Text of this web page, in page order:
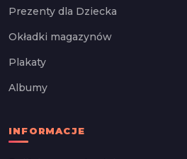
Prezenty dla Dziecka
Okładki magazynów
Plakaty
Albumy
INFORMACJE